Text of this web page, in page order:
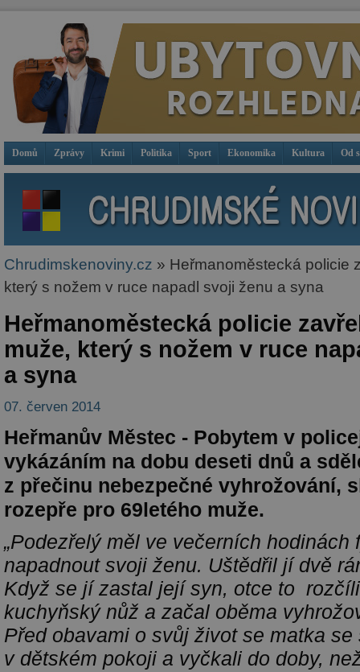
Domů Zprávy Krimi Politika Sport Ekonomika Kultura Od
Chrudimskenoviny.cz » Heřmanoměstecká policie
který s nožem v ruce napadl svoji ženu a syna
Heřmanoměstecká policie
muže, který s nožem v ruce
a syna
07. červen 2014
Heřmanův Městec - Pobytem v
vykázáním na dobu deseti dnů a
z přečinu nebezpečné vyhrožování,
rozepře pro 69letého muže.
„Podezřelý měl ve večerních hodinách
napadnout svoji ženu. Uštědřil jí dvě
Když se jí zastal její syn, otce to
kuchyňský nůž a začal oběma
Před obavami o svůj život se matka
v dětském pokoji a vyčkali do doby,